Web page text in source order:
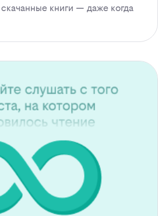
книги — даже когда